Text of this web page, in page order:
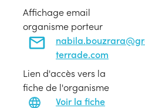
Affichage email
organisme porteur
terrade.com
Lien d'accès vers la
fiche de l'organisme
Voir la fiche